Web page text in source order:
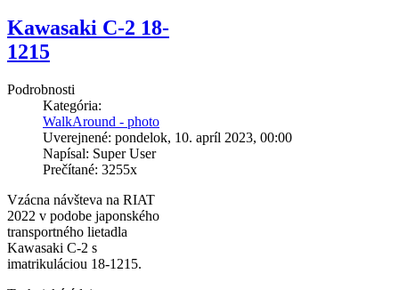
Kawasaki C-2 18-
1215
Podrobnosti
Kategória:
WalkAround - photo
Uverejnené: pondelok, 10. apríl 2023, 00:00
Napísal: Super User
Prečítané: 3255x
Vzácna návšteva na RIAT
2022 v podobe japonského
transportného lietadla
Kawasaki C-2 s
imatrikuláciou 18-1215.